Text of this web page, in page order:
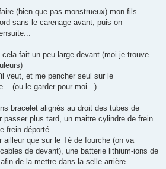
(bien que pas monstrueux) mon fils
sans le carenage avant, puis on
fait un peu large devant (moi je trouve
veut, et me pencher seul sur le
(ou le garder pour moi...)
bracelet alignés au droit des tubes de
passer plus tard, un maitre cylindre de frein
frein déporté
ailleur que sur le Té de fourche (on va
de devant), une batterie lithium-ions de
de la mettre dans la selle arrière